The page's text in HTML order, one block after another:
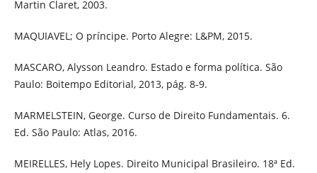
Martin Claret, 2003.
MAQUIAVEL; O príncipe. Porto Alegre: L&PM, 2015.
MASCARO, Alysson Leandro. Estado e forma política. São
Paulo: Boitempo Editorial, 2013, pág. 8-9.
MARMELSTEIN, George. Curso de Direito Fundamentais. 6.
Ed. São Paulo: Atlas, 2016.
MEIRELLES, Hely Lopes. Direito Municipal Brasileiro. 18ª Ed.